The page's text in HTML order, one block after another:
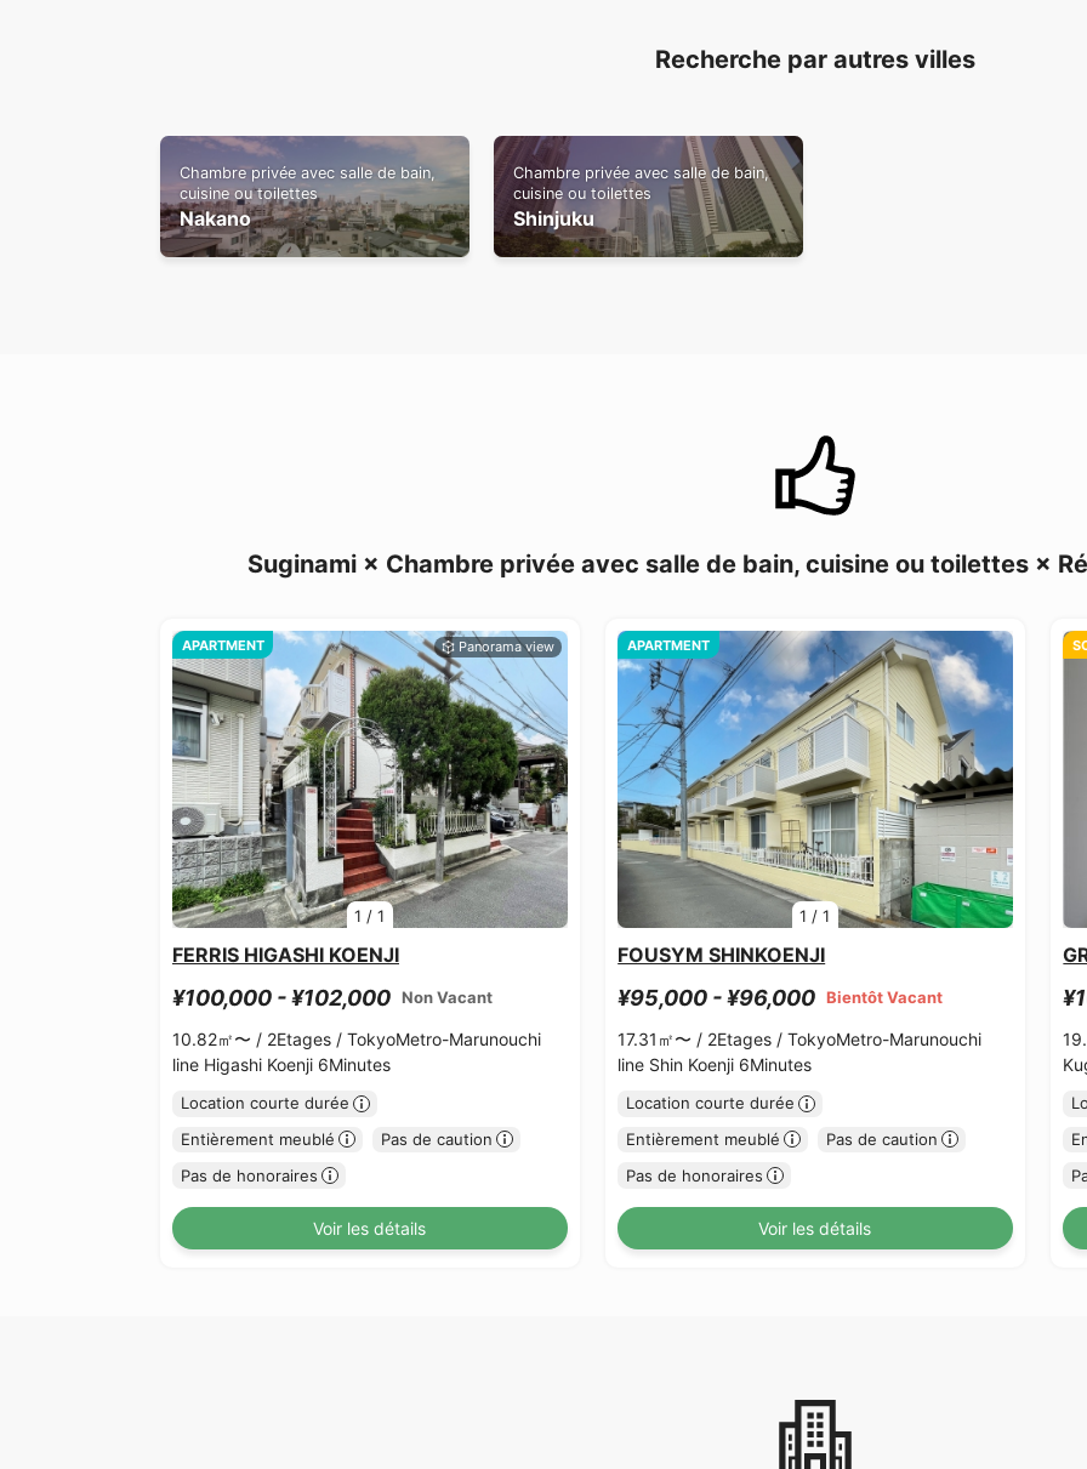
Recherche par autres villes
Chambre privée avec salle de bain,
cuisine ou toilettes
Nakano
Chambre privée avec salle de bain,
cuisine ou toilettes
Shinjuku
Suginami × Chambre privée avec salle de bain, cuisine ou toilettes ×
1 /1
APARTMENT
FERRIS HIGASHI KOENJI
¥100,000 - ¥102,000 Non Vacant
10.82㎡〜 / 2Etages / TokyoMetro-Marunouchi
line Higashi Koenji 6Minutes
Location courte durée
Entièrement meublé
Pas de caution
Pas de honoraires
Voir les détails
1 /1
APARTMENT
FOUSYM SHINKOENJI
¥95,000 - ¥96,000 Bientôt Vacant
17.31㎡〜 / 2Etages /TokyoMetro-Marunouchi
line Shin Koenji 6Minutes
Location courte durée
Entièrement meublé
Pas de caution
Pas de honoraires
Voir les détails